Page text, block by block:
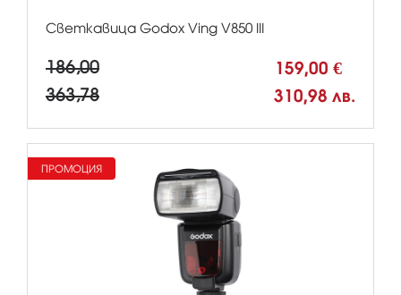
Светкавица Godox Ving V850 III
186,00 159,00 €
363,78 310,98 лв.
ПРОМОЦИЯ